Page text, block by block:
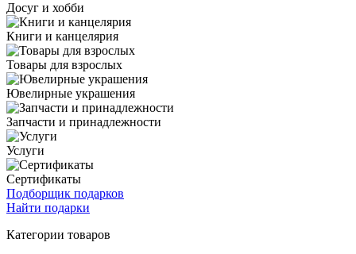
Досуг и хобби
Книги и канцелярия
Товары для взрослых
Ювелирные украшения
Запчасти и принадлежности
Услуги
Сертификаты
Подборщик подарков
Найти подарки
Категории товаров